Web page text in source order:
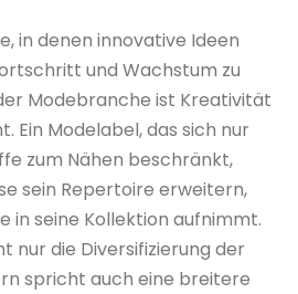
in denen innovative Ideen
und Wachstum zu
Modebranche ist Kreativität
Ein Modelabel, das sich nur
zum Nähen beschränkt,
sein Repertoire erweitern,
in seine Kollektion aufnimmt.
nur die Diversifizierung der
spricht auch eine breitere